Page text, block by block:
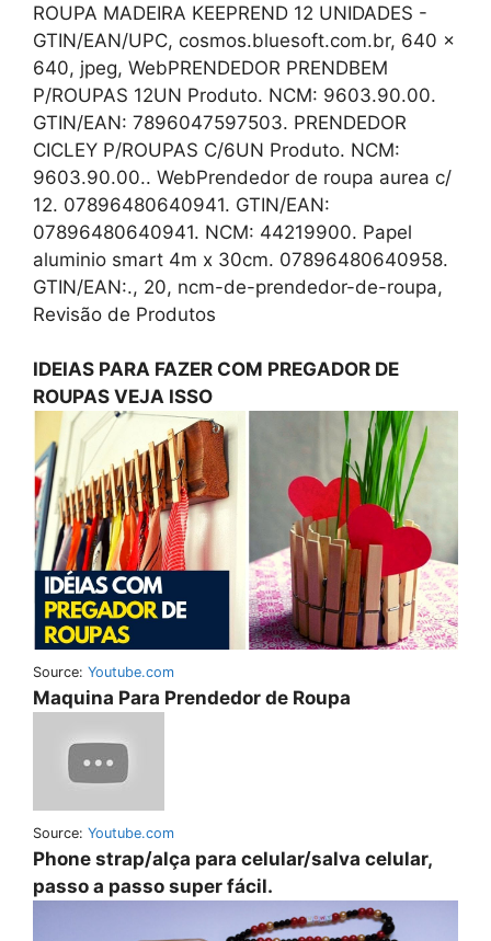
ROUPA MADEIRA KEEPREND 12 UNIDADES -
GTIN/EAN/UPC, cosmos.bluesoft.com.br, 640 x
640, jpeg, WebPRENDEDOR PRENDBEM
P/ROUPAS 12UN Produto. NCM: 9603.90.00.
GTIN/EAN: 7896047597503. PRENDEDOR
CICLEY P/ROUPAS C/6UN Produto. NCM:
9603.90.00.. WebPrendedor de roupa aurea c/
12. 07896480640941. GTIN/EAN:
07896480640941. NCM: 44219900. Papel
aluminio smart 4m x 30cm. 07896480640958.
GTIN/EAN:., 20, ncm-de-prendedor-de-roupa,
Revisão de Produtos
IDEIAS PARA FAZER COM PREGADOR DE
ROUPAS VEJA ISSO
Source: Youtube.com
Maquina Para Prendedor de Roupa
Source: Youtube.com
Phone strap/alça para celular/salva celular,
passo a passo super fácil.